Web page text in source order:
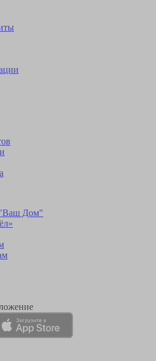
"Ваш Дом"